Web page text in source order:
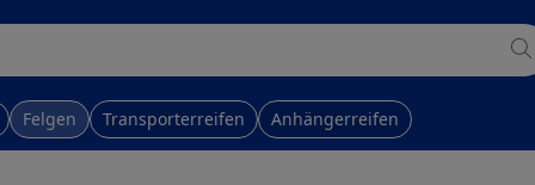
Felgen Transporterreifen Anhängerreifen